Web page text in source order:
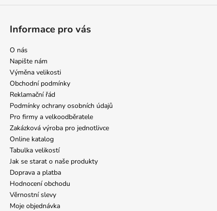
Informace pro vás
O nás
Napište nám
Výměna velikosti
Obchodní podmínky
Reklamační řád
Podmínky ochrany osobních údajů
Pro firmy a velkoodběratele
Zakázková výroba pro jednotlivce
Online katalog
Tabulka velikostí
Jak se starat o naše produkty
Doprava a platba
Hodnocení obchodu
Věrnostní slevy
Moje objednávka